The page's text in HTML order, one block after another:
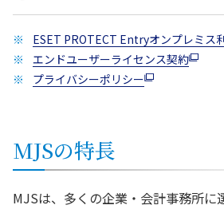
ESET PROTECT Entryオンプレミス
エンドユーザーライセンス契約
プライバシーポリシー
MJSの特長
MJSは、多くの企業・会計事務所に